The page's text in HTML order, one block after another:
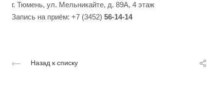
г. Тюмень, ул. Мельникайте, д. 89А, 4 этаж
Запись на приём: +7 (3452) 56-14-14
Назад к списку